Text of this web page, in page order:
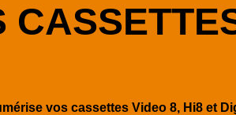
vos cassettes Video 8, Hi8 et